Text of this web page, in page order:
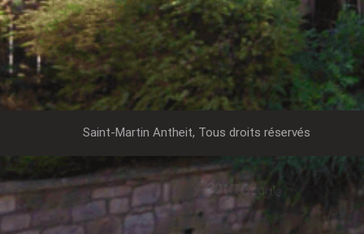
Saint-Martin Antheit, Tous droits réservés